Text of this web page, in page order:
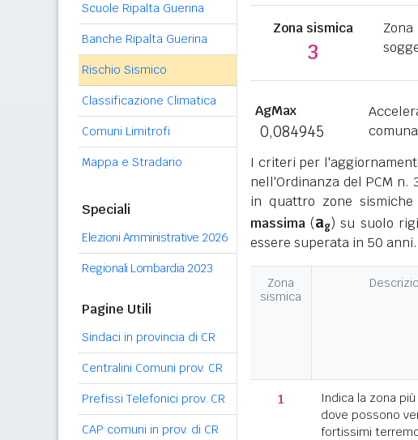
Scuole Ripalta Guerina
Banche Ripalta Guerina
Rischio Sismico
Classificazione Climatica
Comuni Limitrofi
Mappa e Stradario
Speciali
Elezioni Amministrative 2026
Regionali Lombardia 2023
Pagine Utili
Sindaci in provincia di CR
Centralini Comuni prov. CR
Prefissi Telefonici prov. CR
CAP comuni in prov. di CR
Zona sismica
3
AgMax
0,084945
I criteri per
nell'Ordinanza del PCM
in quattro zone
massima (ag) su suolo
essere superata in 50 anni.
Zona
sismica
1
Indica la zona
dove possono
fortissimi